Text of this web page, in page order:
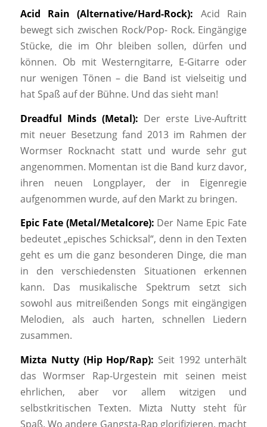
Acid Rain (Alternative/Hard-Rock): Acid Rain
bewegt sich zwischen Rock/Pop- Rock. Eingängige
Stücke, die im Ohr bleiben sollen, dürfen und
können. Ob mit Westerngitarre, E-Gitarre oder
nur wenigen Tönen – die Band ist vielseitig und
hat Spaß auf der Bühne. Und das sieht man!
Dreadful Minds (Metal): Der erste Live-Auftritt
mit neuer Besetzung fand 2013 im Rahmen der
Wormser Rocknacht statt und wurde sehr gut
angenommen. Momentan ist die Band kurz davor,
ihren neuen Longplayer, der in Eigenregie
aufgenommen wurde, auf den Markt zu bringen.
Epic Fate (Metal/Metalcore): Der Name Epic Fate
bedeutet „episches Schicksal“, denn in den Texten
geht es um die ganz besonderen Dinge, die man
in den verschiedensten Situationen erkennen
kann. Das musikalische Spektrum setzt sich
sowohl aus mitreißenden Songs mit eingängigen
Melodien, als auch harten, schnellen Liedern
zusammen.
Mizta Nutty (Hip Hop/Rap): Seit 1992 unterhält
das Wormser Rap-Urgestein mit seinen meist
ehrlichen, aber vor allem witzigen und
selbstkritischen Texten. Mizta Nutty steht für
Spaß. Wo andere Gangsta-Rap glorifizieren, macht